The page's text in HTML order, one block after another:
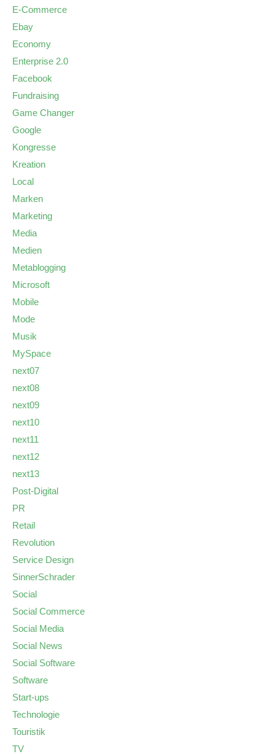
E-Commerce
Ebay
Economy
Enterprise 2.0
Facebook
Fundraising
Game Changer
Google
Kongresse
Kreation
Local
Marken
Marketing
Media
Medien
Metablogging
Microsoft
Mobile
Mode
Musik
MySpace
next07
next08
next09
next10
next11
next12
next13
Post-Digital
PR
Retail
Revolution
Service Design
SinnerSchrader
Social
Social Commerce
Social Media
Social News
Social Software
Software
Start-ups
Technologie
Touristik
TV